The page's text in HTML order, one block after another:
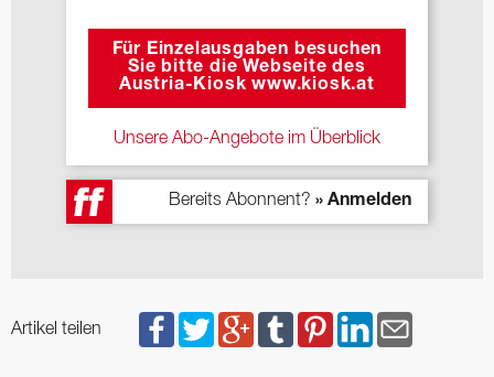
Für Einzelausgaben besuchen
Sie bitte die Webseite des
Austria-Kiosk www.kiosk.at
Unsere Abo-Angebote im Überblick
Bereits Abonnent? » Anmelden
Artikel teilen